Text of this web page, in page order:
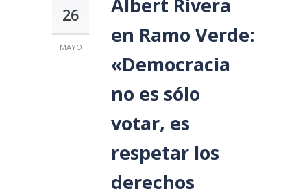
26
MAYO
Albert Rivera
en Ramo Verde:
«Democracia
no es sólo
votar, es
respetar los
derechos